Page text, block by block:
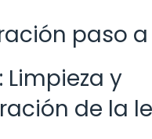
paso
Limpieza y
de la